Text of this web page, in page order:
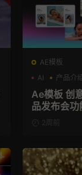
AE模板
AI
产品介
Ae模板 创
品发布会
2周前